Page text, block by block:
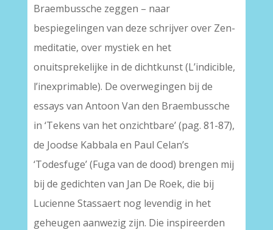
Braembussche zeggen – naar
bespiegelingen van deze schrijver over Zen-
meditatie, over mystiek en het
onuitsprekelijke in de dichtkunst (L’indicible,
l’inexprimable). De overwegingen bij de
essays van Antoon Van den Braembussche
in ‘Tekens van het onzichtbare’ (pag. 81-87),
de Joodse Kabbala en Paul Celan’s
‘Todesfuge’ (Fuga van de dood) brengen mij
bij de gedichten van Jan De Roek, die bij
Lucienne Stassaert nog levendig in het
geheugen aanwezig zijn. Die inspireerden